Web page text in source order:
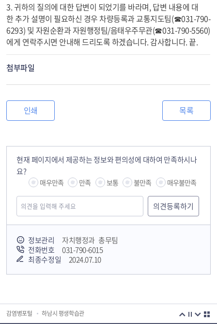
3. 귀하의 질의에 대한 답변이 되었기를 바라며, 답변 내용에 대
한 추가 설명이 필요하신 경우 차량등록과 교통지도팀(☎031-790-
6293) 및 자원순환과 자원행정팀/음태우주무관(☎031-790-5560)
에게 연락주시면 안내해 드리도록 하겠습니다. 감사합니다. 끝.
첨부파일
인쇄 목록
현재 페이지에서 제공하는 정보와 편의성에 대하여 만족하시나
요?
매우만족 만족 보통 불만족 매우불만족
정보관리
자치행정과 총무팀
전화번호
031-790-6015
최종수정일
2024.07.10
국민안전교육플랫폼
감염병포털 하남시 평생학습관